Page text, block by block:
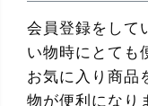
会員登録をして
い物時にとても
お気に入り商品
物が便利になり